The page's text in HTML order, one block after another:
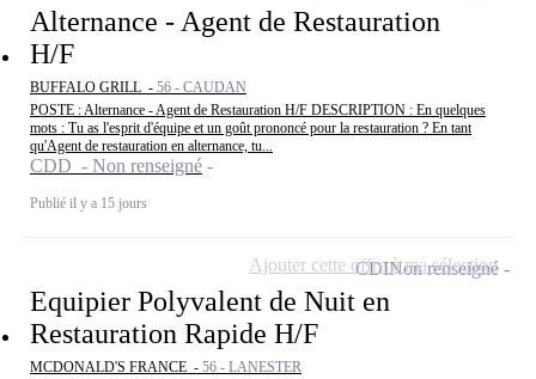
Alternance - Agent de Restauration
H/F
BUFFALO GRILL - 56 - CAUDAN
POSTE : Alternance - Agent de Restauration H/F DESCRIPTION : En quelques
mots : Tu as l'esprit d'équipe et un goût prononcé pour la restauration ? En tant
qu'Agent de restauration en alternance, tu...
CDD - Non renseigné
Publié il y a 15 jours
Equipier Polyvalent de Nuit en
Restauration Rapide H/F
MCDONALD'S FRANCE - 56 - LANESTER
CDINon renseigné
Ajouter cette offre à ma sélection